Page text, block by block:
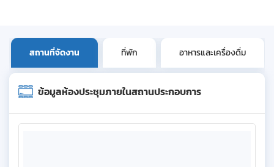
สถานที่จัดงาน ที่พัก อาหารและเครื่องดื่ม
ข้อมูลห้องประชุมภายในสถานประกอบการ